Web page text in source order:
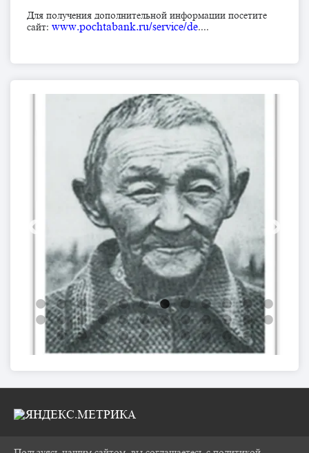
Для получения дополнительной информации посетите
сайт: www.pochtabank.ru/service/de....